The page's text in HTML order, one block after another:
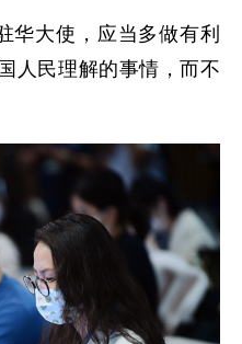
华大使，应当多做有利
人民理解的事情，而不